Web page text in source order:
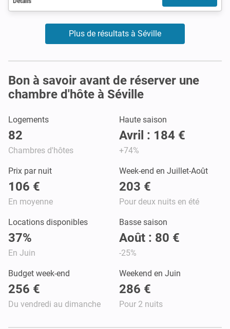
Plus de résultats à Séville
Bon à savoir avant de réserver une
chambre d'hôte à Séville
Logements
82
Chambres d'hôtes
Haute saison
Avril : 184 €
+74%
Prix par nuit
106 €
En moyenne
Week-end en Juillet-Août
203 €
Pour deux nuits en été
Locations disponibles
37%
En Juin
Basse saison
Août : 80 €
-25%
Budget week-end
256 €
Du vendredi au dimanche
Weekend en Juin
286 €
Pour 2 nuits